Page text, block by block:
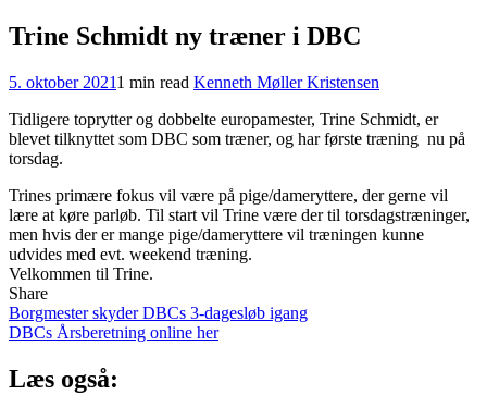
Trine Schmidt ny træner i DBC
5. oktober 20211 min read Kenneth Møller Kristensen
Tidligere toprytter og dobbelte europamester, Trine Schmidt, er
blevet tilknyttet som DBC som træner, og har første træning nu på
torsdag.
Trines primære fokus vil være på pige/dameryttere, der gerne vil
lære at køre parløb. Til start vil Trine være der til torsdagstræninger,
men hvis der er mange pige/dameryttere vil træningen kunne
udvides med evt. weekend træning.
Velkommen til Trine.
Share
Indlægsnavigation
Borgmester skyder DBCs 3-dagesløb igang
DBCs Årsberetning online her
Læs også: